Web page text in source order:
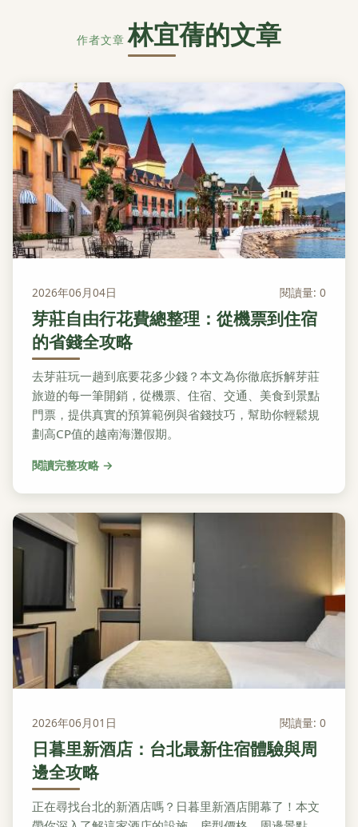
作者文章 林宜蒨的文章
2026年06月04日 閱讀量: 0
芽莊自由行花費總整理：從機票到住宿
的省錢全攻略
去芽莊玩一趟到底要花多少錢？本文為你徹底拆解芽莊
旅遊的每一筆開銷，從機票、住宿、交通、美食到景點
門票，提供真實的預算範例與省錢技巧，幫助你輕鬆規
劃高CP值的越南海灘假期。
閱讀完整攻略 →
2026年06月01日 閱讀量: 0
日暮里新酒店：台北最新住宿體驗與周
邊全攻略
正在尋找台北的新酒店嗎？日暮里新酒店開幕了！本文